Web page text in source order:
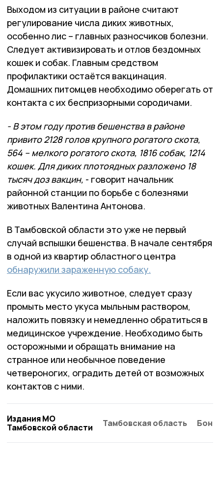
Выходом из ситуации в районе считают
регулирование числа диких животных,
особенно лис – главных разносчиков болезни.
Следует активизировать и отлов бездомных
кошек и собак. Главным средством
профилактики остаётся вакцинация.
Домашних питомцев необходимо оберегать от
контакта с их беспризорными сородичами.
- В этом году против бешенства в районе
привито 2128 голов крупного рогатого скота,
564 – мелкого рогатого скота, 1816 собак, 1214
кошек. Для диких плотоядных разложено 18
тысяч доз вакцин, - говорит начальник
районной станции по борьбе с болезнями
животных Валентина Антонова.
В Тамбовской области это уже не первый
случай вспышки бешенства. В начале сентября
в одной из квартир областного центра
обнаружили зараженную собаку.
Если вас укусило животное, следует сразу
промыть место укуса мыльным раствором,
наложить повязку и немедленно обратиться в
медицинское учреждение. Необходимо быть
осторожными и обращать внимание на
странное или необычное поведение
четвероногих, оградить детей от возможных
контактов с ними.
Издания МО
Тамбовской области
Тамбовская область